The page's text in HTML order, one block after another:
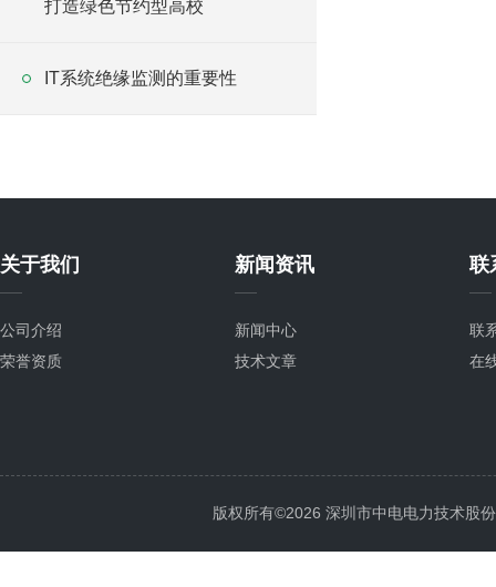
打造绿色节约型高校
IT系统绝缘监测的重要性
关于我们
公司介绍
荣誉资质
新闻资讯
新闻中心
技术文章
联
联
在
版权所有©2026 深圳市中电电力技术股